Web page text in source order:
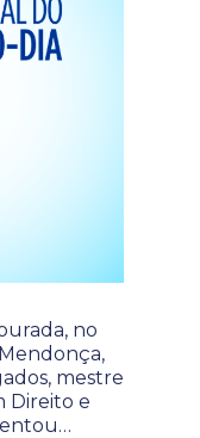
no
mestre
Direito e